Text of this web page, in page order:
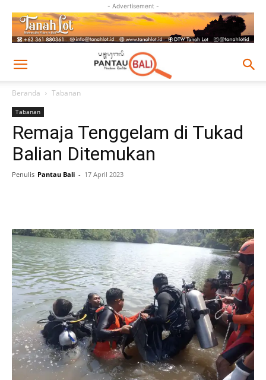
- Advertisement -
Beranda Tabanan
Tabanan
Remaja Tenggelam di Tukad
Balian Ditemukan
Penulis Pantau Bali - 17 April 2023